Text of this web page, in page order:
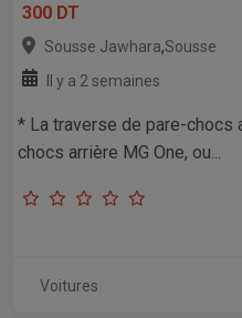
300 DT
Sousse Jawhara,Sousse
Il y a 2 semaines
* La traverse de pare-chocs
chocs arrière MG One, ou...
Voitures